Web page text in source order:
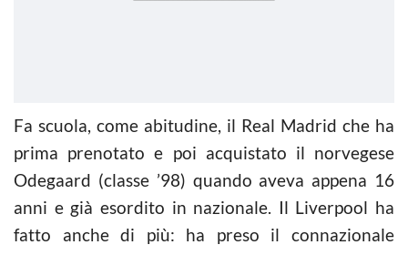
Fa scuola, come abitudine, il Real Madrid che ha
prima prenotato e poi acquistato il norvegese
Odegaard (classe ’98) quando aveva appena 16
anni e già esordito in nazionale. Il Liverpool ha
fatto anche di più: ha preso il connazionale